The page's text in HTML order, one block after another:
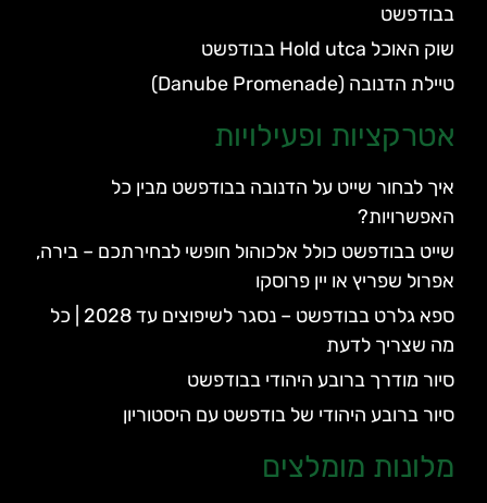
בבודפשט
שוק האוכל Hold utca בבודפשט
טיילת הדנובה (Danube Promenade)
אטרקציות ופעילויות
איך לבחור שייט על הדנובה בבודפשט מבין כל
האפשרויות?
שייט בבודפשט כולל אלכוהול חופשי לבחירתכם – בירה,
אפרול שפריץ או יין פרוסקו
ספא גלרט בבודפשט – נסגר לשיפוצים עד 2028 | כל
מה שצריך לדעת
סיור מודרך ברובע היהודי בבודפשט
סיור ברובע היהודי של בודפשט עם היסטוריון
מלונות מומלצים